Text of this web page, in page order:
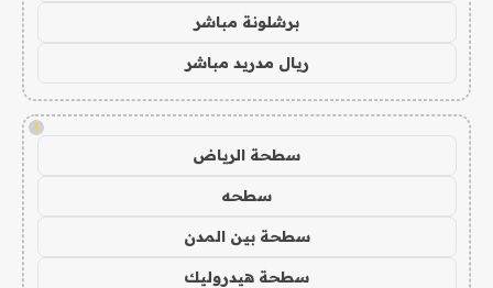
برشلونة مباشر
ريال مدريد مباشر
!
سطحة الرياض
سطحه
سطحة بين المدن
سطحة هيدروليك